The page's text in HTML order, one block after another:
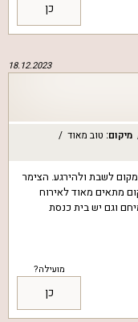
כן
18.12.2023
מיקום: טוב מאוד
לשבת ולהירגע. הצימר
מתאים מאוד לאירוח
וגם יש בית כנסת
מועילה?
כן